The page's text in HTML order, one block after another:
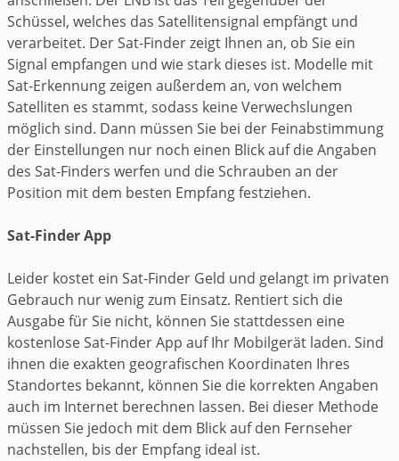
Schüssel, welches das Satellitensignal empfängt und
verarbeitet. Der Sat-Finder zeigt Ihnen an, ob Sie ein
Signal empfangen und wie stark dieses ist. Modelle mit
Sat-Erkennung zeigen außerdem an, von welchem
Satelliten es stammt, sodass keine Verwechslungen
möglich sind. Dann müssen Sie bei der Feinabstimmung
der Einstellungen nur noch einen Blick auf die Angaben
des Sat-Finders werfen und die Schrauben an der
Position mit dem besten Empfang festziehen.
Sat-Finder App
Leider kostet ein Sat-Finder Geld und gelangt im privaten
Gebrauch nur wenig zum Einsatz. Rentiert sich die
Ausgabe für Sie nicht, können Sie stattdessen eine
kostenlose Sat-Finder App auf Ihr Mobilgerät laden. Sind
ihnen die exakten geografischen Koordinaten Ihres
Standortes bekannt, können Sie die korrekten Angaben
auch im Internet berechnen lassen. Bei dieser Methode
müssen Sie jedoch mit dem Blick auf den Fernseher
nachstellen, bis der Empfang ideal ist.